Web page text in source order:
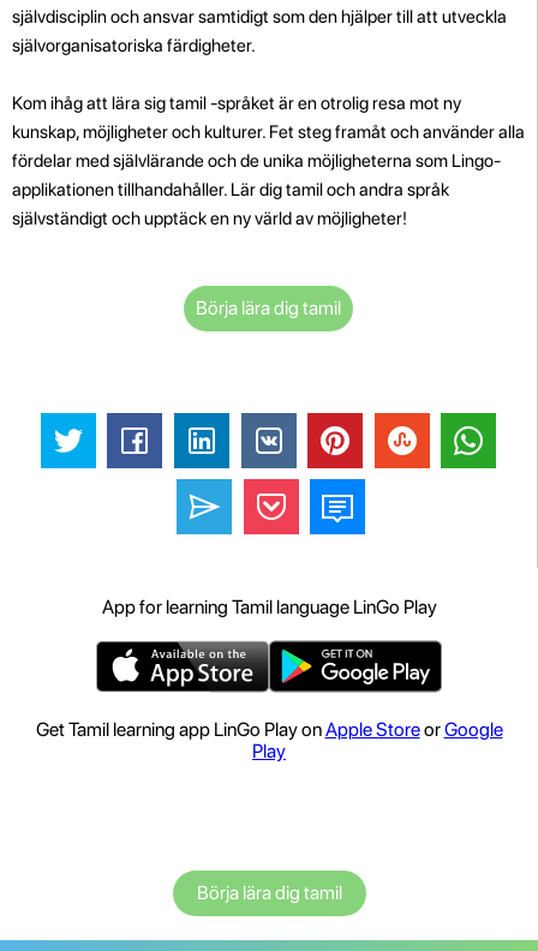
självdisciplin och ansvar samtidigt som den hjälper till att utveckla
självorganisatoriska färdigheter.
Kom ihåg att lära sig tamil -språket är en otrolig resa mot ny
kunskap, möjligheter och kulturer. Fet steg framåt och använder alla
fördelar med självlärande och de unika möjligheterna som Lingo-
applikationen tillhandahåller. Lär dig tamil och andra språk
självständigt och upptäck en ny värld av möjligheter!
Börja lära dig tamil
App for learning Tamil language LinGo Play
Get Tamil learning app LinGo Play onApple StoreorGoogle
Play
Börja lära dig tamil